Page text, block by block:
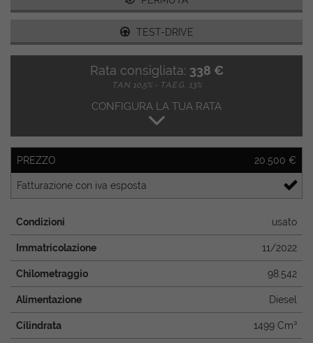
TEST-DRIVE
Rata consigliata: 338 €
T.A.N. 10,5% - T.A.E.G. 13%
CONFIGURA LA TUA RATA
PREZZO 20.500 €
Fatturazione con iva esposta
Condizioni usato
Immatricolazione 11/2022
Chilometraggio 98.542
Alimentazione Diesel
Cilindrata 1499 Cm³